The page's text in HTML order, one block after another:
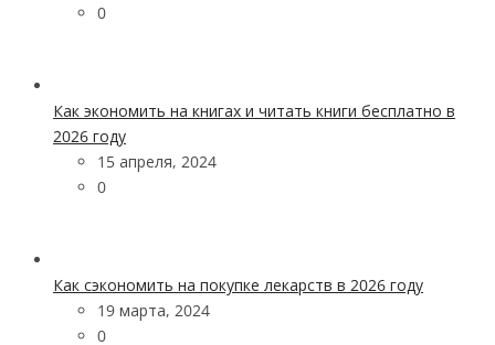
0
Как экономить на книгах и читать книги бесплатно в
2026 году
15 апреля, 2024
0
Как сэкономить на покупке лекарств в 2026 году
19 марта, 2024
0